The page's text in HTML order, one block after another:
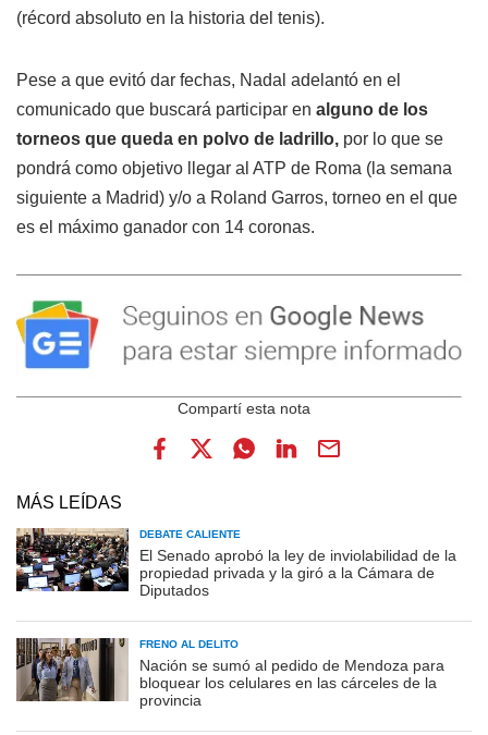
(récord absoluto en la historia del tenis).
Pese a que evitó dar fechas, Nadal adelantó en el
comunicado que buscará participar en alguno de los
torneos que queda en polvo de ladrillo, por lo que se
pondrá como objetivo llegar al ATP de Roma (la semana
siguiente a Madrid) y/o a Roland Garros, torneo en el que
es el máximo ganador con 14 coronas.
MÁS LEÍDAS
DEBATE CALIENTE
El Senado aprobó la ley de inviolabilidad de la
propiedad privada y la giró a la Cámara de
Diputados
FRENO AL DELITO
Nación se sumó al pedido de Mendoza para
bloquear los celulares en las cárceles de la
provincia